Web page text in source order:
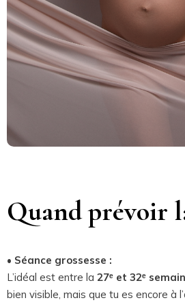
Quand prévoir
• Séance grossesse :
L’idéal est entre la 27ᵉ et 32ᵉ
bien visible, mais que tu es encore à